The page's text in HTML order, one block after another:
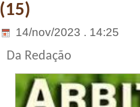
(15)
14/nov/2023 . 14:25
Da Redação